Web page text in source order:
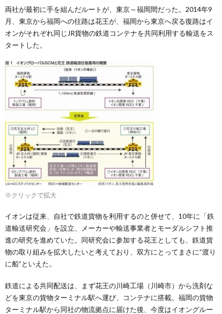
両社が最初に手を組んだルートが、東京～福岡間だった。2014年9
月、東京から福岡への往路は花王が、福岡から東京へ戻る復路はイ
オンがそれぞれ同じJR貨物の鉄道コンテナを共同利用する輸送をス
タートした。
※クリックで拡大
イオンは従来、自社で鉄道貨物を利用するのと併せて、10年に「鉄
道輸送研究会」を設立、メーカーや輸送事業者とモーダルシフト推
進の研究を進めていた。同研究会に参加する花王としても、鉄道貨
物の取り組みを拡大したいと考えており、双方にとってまさに“渡り
に船”といえた。
鉄道による共同配送は、まず花王の川崎工場（川崎市）から洗剤な
どを東京の貨物ターミナル駅へ運び、コンテナに搭載。福岡の貨物
ターミナル駅から同社の物流拠点に届けた後、今度はイオングルー